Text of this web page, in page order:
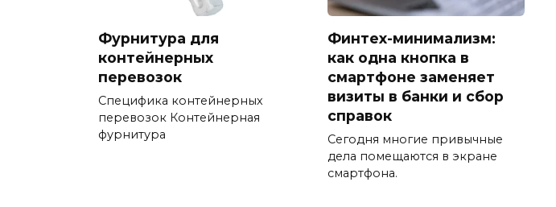
Фурнитура для
контейнерных
перевозок
Специфика контейнерных
перевозок Контейнерная
фурнитура
Финтех-минимализм:
как одна кнопка в
смартфоне заменяет
визиты в банки и сбор
справок
Сегодня многие привычные
дела помещаются в экране
смартфона.